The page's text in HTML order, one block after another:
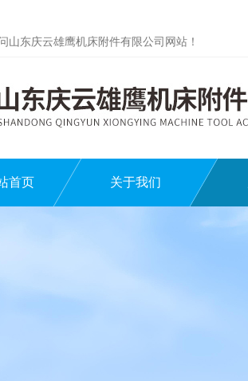
山东庆云雄鹰机床附件有限公司网站！
首页 关于我们